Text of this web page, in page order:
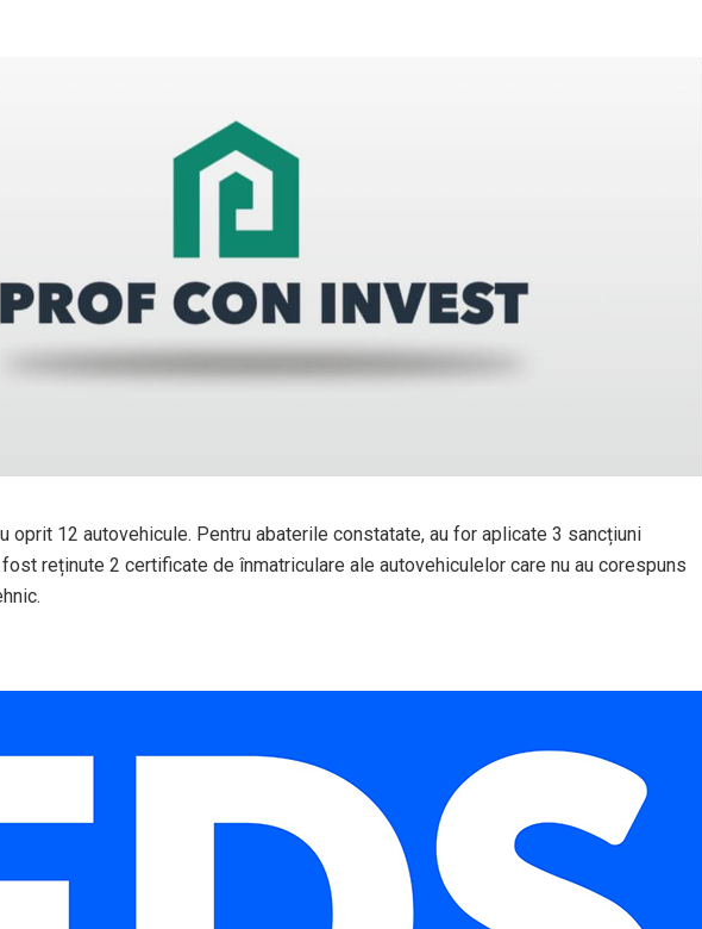
oprit 12 autovehicule. Pentru abaterile constatate, au for aplicate 3 sancțiuni
reținute 2 certificate de înmatriculare ale autovehiculelor care nu au corespuns